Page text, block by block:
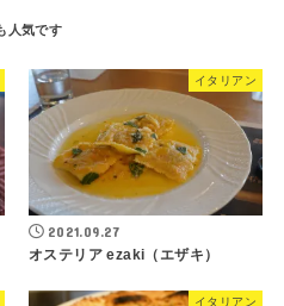
イタリアン
2021.09.27
オステリア ezaki（エザキ）
イタリアン